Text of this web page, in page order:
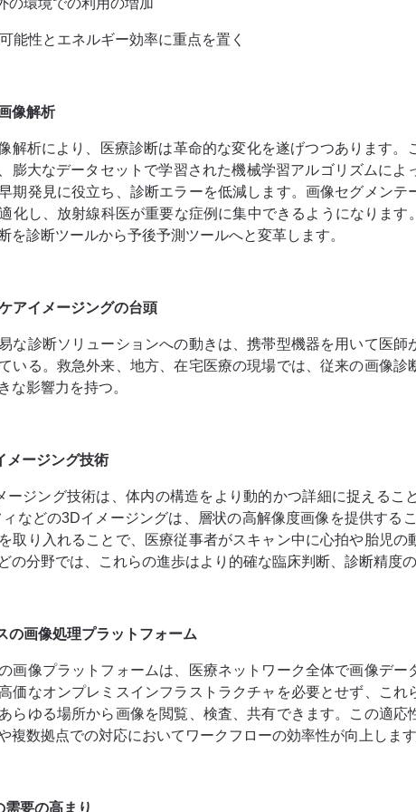
の環境での利用の増加
能性とエネルギー効率に重点を置く
像解析
解析により、医療診断は革命的な変化を遂げつつあります
膨大なデータセットで学習された機械学習アルゴリズムに
期発見に役立ち、診断エラーを低減します。画像セグメン
化し、放射線科医が重要な症例に集中できるようになりま
を診断ツールから予後予測ツールへと変革します。
アイメージングの台頭
な診断ソリューションへの動きは、携帯型機器を用いて医
いる。救急外来、地方、在宅医療の現場では、従来の画像
な影響力を持つ。
メージング技術
ージング技術は、体内の構造をより動的かつ詳細に捉えるこ
などの3Dイメージングは​​、層状の高解像度画像を提供す
取り入れることで、医療従事者がスキャン中に心拍や胎児
の分野では、これらの進歩はより的確な臨床判断、診断精度
の画像処理プラットフォーム
画像プラットフォームは、医療ネットワーク全体で画像デ
価なオンプレミスインフラストラクチャを必要とせず、こ
らゆる場所から画像を閲覧、検査、共有できます。この適
複数拠点での対応においてワークフローの効率性が向上します
要の高まり